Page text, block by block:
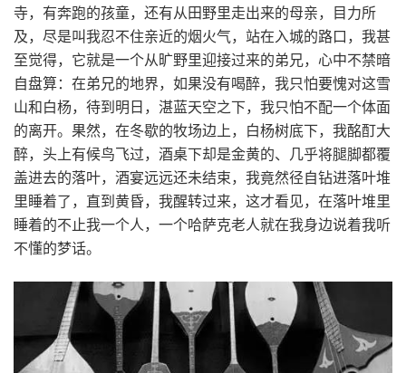
寺，有奔跑的孩童，还有从田野里走出来的母亲，目力所
及，尽是叫我忍不住亲近的烟火气，站在入城的路口，我甚
至觉得，它就是一个从旷野里迎接过来的弟兄，心中不禁暗
自盘算：在弟兄的地界，如果没有喝醉，我只怕要愧对这雪
山和白杨，待到明日，湛蓝天空之下，我只怕不配一个体面
的离开。果然，在冬歇的牧场边上，白杨树底下，我酩酊大
醉，头上有候鸟飞过，酒桌下却是金黄的、几乎将腿脚都覆
盖进去的落叶，酒宴远远还未结束，我竟然径自钻进落叶堆
里睡着了，直到黄昏，我醒转过来，这才看见，在落叶堆里
睡着的不止我一个人，一个哈萨克老人就在我身边说着我听
不懂的梦话。